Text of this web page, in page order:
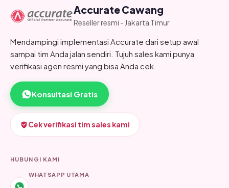
Accurate Cawang
Reseller resmi - Jakarta Timur
Mendampingi implementasi Accurate dari setup awal
sampai tim Anda jalan sendiri. Tujuh sales kami punya
verifikasi agen resmi yang bisa Anda cek.
Konsultasi Gratis
Cek verifikasi tim sales kami
HUBUNGI KAMI
WHATSAPP UTAMA